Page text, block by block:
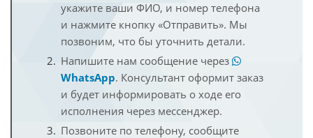
укажите ваши ФИО, и номер телефона
и нажмите кнопку «Отправить». Мы
позвоним, что бы уточнить детали.
Напишите нам сообщение через
WhatsApp. Консультант оформит заказ
и будет информировать о ходе его
исполнения через мессенджер.
Позвоните по телефону, сообщите